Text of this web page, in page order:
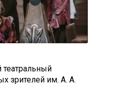
зрителей им. А. А.